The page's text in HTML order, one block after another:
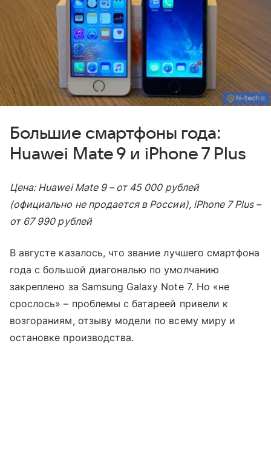
Большие смартфоны года:
Huawei Mate 9 и iPhone 7 Plus
Цена: Huawei Mate 9 – от 45 000 рублей
(официально не продается в России), iPhone 7 Plus –
от 67 990 рублей
В августе казалось, что звание лучшего смартфона
года с большой диагональю по умолчанию
закреплено за Samsung Galaxy Note 7. Но «не
срослось» – проблемы с батареей привели к
возгораниям, отзыву модели по всему миру и
остановке производства.